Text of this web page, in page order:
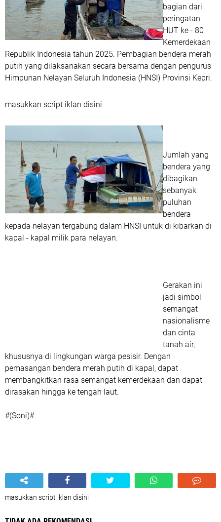
bagian dari
peringatan
HUT ke - 80
Kemerdekaan
Republik Indonesia tahun 2025. Pembagian bendera merah
putih yang dilaksanakan secara bersama dengan pengurus
Himpunan Nelayan Seluruh Indonesia (HNSI) Provinsi Kepri.
masukkan script iklan disini
Jumlah yang
bendera yang
dibagikan
sebanyak
puluhan
bendera
kepada nelayan tergabung dalam HNSI untuk di kibarkan di
kapal - kapal milik para nelayan.
Gerakan ini
jadi simbol
semangat
nasionalisme
dan cinta
tanah air,
khususnya di lingkungan warga pesisir. Dengan
pemasangan bendera merah putih di kapal, dapat
membangkitkan rasa semangat kemerdekaan dan dapat
dirasakan hingga ke tengah laut.
#(Soni)#.
masukkan script iklan disini